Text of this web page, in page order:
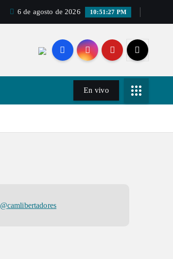
6 de agosto de 2026 10:51:27 PM
En vivo
@camlibertadores